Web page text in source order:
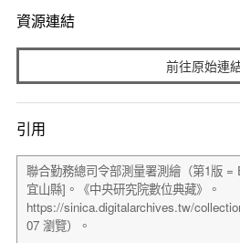
資源連結
前往原始連
引用